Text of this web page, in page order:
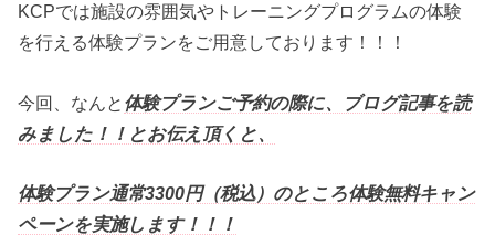
KCPでは施設の雰囲気やトレーニングプログラムの体験
を行える体験プランをご用意しております！！！
今回、なんと 体験プランご予約の際に、ブログ記事を読
みました！！とお伝え頂くと、
体験プラン通常3300円（税込）のところ体験無料キャン
ペーンを実施します！！！